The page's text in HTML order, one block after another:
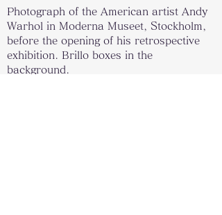
Photograph of the American artist Andy
Warhol in Moderna Museet, Stockholm,
before the opening of his retrospective
exhibition. Brillo boxes in the
background.